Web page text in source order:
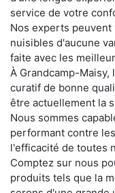
service de votre
Nos experts
nuisibles d'aucune
faite avec les
À Grandcamp-
curatif de bonne
être actuellement la
Nous sommes
performant contre
l'efficacité de toutes
Comptez sur nous
produits tels que la